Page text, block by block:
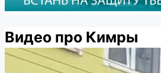
Видео про Кимры